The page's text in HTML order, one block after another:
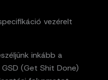
vezérelt
inkább a
(Get Shit Done)